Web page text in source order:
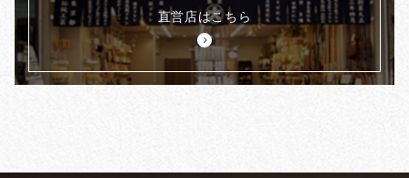
直営店はこちら